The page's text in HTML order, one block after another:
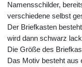
Namensschilder,
verschiedene selbst
Der Briefkasten
wird dann schwarz
Die Größe des
Das Motiv besteht aus